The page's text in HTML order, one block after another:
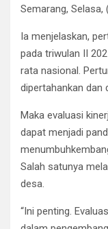
Semarang, Selasa,
Ia menjelaskan,
pada triwulan II
rata nasional.
dipertahankan dan
Maka evaluasi
dapat menjadi
Salah satunya
desa.
“Ini penting.